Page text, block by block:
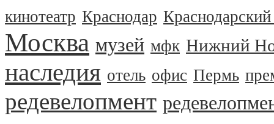
кинотеатр Краснодар
Москва музей мфк Нижний
наследия отель офис Пермь
редевелопмент